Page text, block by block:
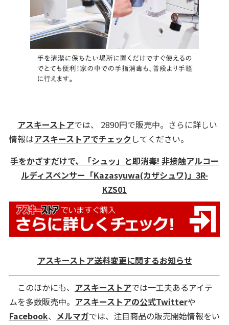
アスキーストアでは、 2890円で販売中。さらに詳しい
情報はアスキーストアでチェックしてください。
手をかざすだけで、「シュッ」と即消毒! 非接触アルコー
ルディスペンサー「Kazasyuwa(カザシュワ)」3R-
KZS01
アスキーストア送料変更に関するお知らせ
このほかにも、 アスキーストアでは一工夫あるアイテ
ムを多数販売中。 アスキーストアの公式Twitterや
Facebook、 メルマガでは、注目商品の販売開始情報をい